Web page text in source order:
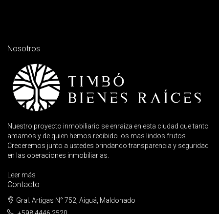
Nosotros
Nuestro proyecto inmobiliario se enraiza en esta ciudad que tanto
amamos y de quien hemos recibido los mas lindos frutos.
Creceremos junto a ustedes brindando transparencia y seguridad
en las operaciones inmobiliarias.
Leer más
Contacto
Gral. Artigas N° 752, Aiguá, Maldonado